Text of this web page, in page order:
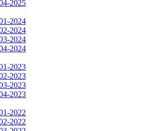
2025
2024
2024
2024
2024
2023
2023
2023
2023
2022
2022